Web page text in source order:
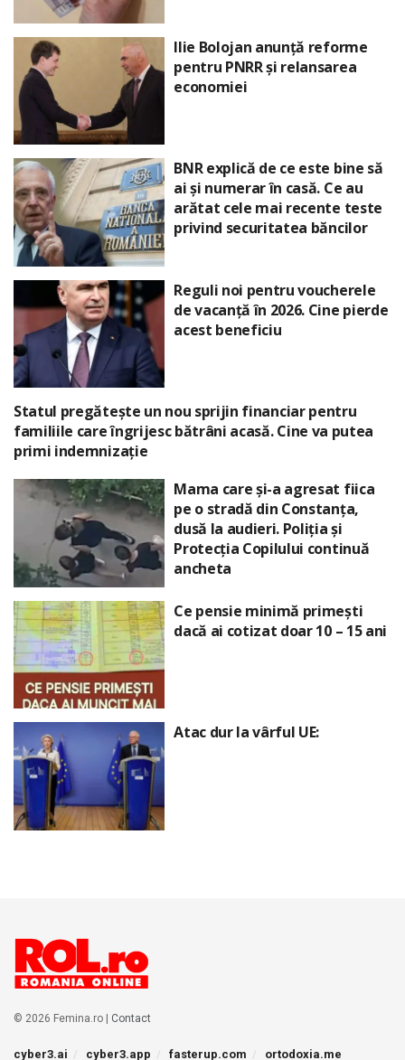
Ilie Bolojan anunță reforme
pentru PNRR și relansarea
economiei
BNR explică de ce este bine să
ai și numerar în casă. Ce au
arătat cele mai recente teste
privind securitatea băncilor
Reguli noi pentru voucherele
de vacanță în 2026. Cine pierde
acest beneficiu
Statul pregătește un nou sprijin financiar pentru
familiile care îngrijesc bătrâni acasă. Cine va putea
primi indemnizație
Mama care și-a agresat fiica
pe o stradă din Constanța,
dusă la audieri. Poliția și
Protecția Copilului continuă
ancheta
Ce pensie minimă primești
dacă ai cotizat doar 10 – 15 ani
Atac dur la vârful UE:
© 2026 Femina.ro | Contact
cyber3.ai cyber3.app fasterup.com ortodoxia.me